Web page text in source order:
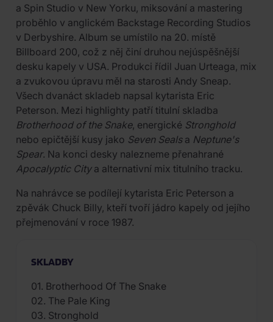
a Spin Studio v New Yorku, miksování a mastering
proběhlo v anglickém Backstage Recording Studios
v Derbyshire. Album se umístilo na 20. místě
Billboard 200, což z něj činí druhou nejúspěšnější
desku kapely v USA. Produkci řídil Juan Urteaga, mix
a zvukovou úpravu měl na starosti Andy Sneap.
Všech dvanáct skladeb napsal kytarista Eric
Peterson. Mezi highlighty patří titulní skladba
Brotherhood of the Snake, energické Stronghold
nebo epičtější kusy jako Seven Sealsa Neptune's
Spear. Na konci desky nalezneme přenahrané
Apocalyptic Citya alternativní mix titulního tracku.
Na nahrávce se podílejí kytarista Eric Peterson a
zpěvák Chuck Billy, kteří tvoří jádro kapely od jejího
přejmenování v roce 1987.
SKLADBY
01. Brotherhood Of The Snake
02. The Pale King
03. Stronghold